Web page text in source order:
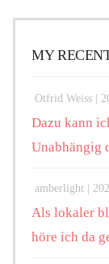
MY
Otfrid Weiss |
Dazu kann
Unabhängig
amberlight |
Als lokaler
höre ich da